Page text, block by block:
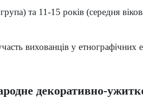
та 11-15 років (середня
вихованців у етнографічних
декоративно-